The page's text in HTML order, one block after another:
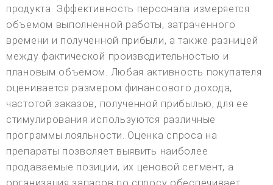
продукта. Эффективность персонала измеряется
объемом выполненной работы, затраченного
времени и полученной прибыли, а также разницей
между фактической производительностью и
плановым объемом. Любая активность покупателя
оценивается размером финансового дохода,
частотой заказов, полученной прибылью, для ее
стимулирования используются различные
программы лояльности. Оценка спроса на
препараты позволяет выявить наиболее
продаваемые позиции, их ценовой сегмент, а